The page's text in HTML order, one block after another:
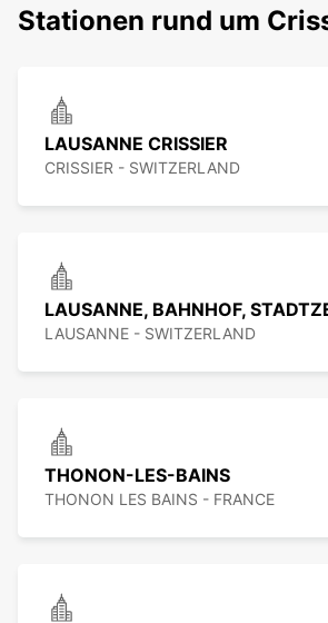
Stationen rund um
LAUSANNE CRISSIER
CRISSIER - SWITZERLAND
LAUSANNE, BAHNHOF,
LAUSANNE - SWITZERLAND
THONON-LES-BAINS
THONON LES BAINS - FRANCE